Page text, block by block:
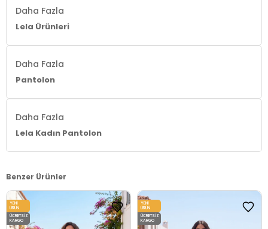
Daha Fazla
Lela Ürünleri
Daha Fazla
Pantolon
Daha Fazla
Lela Kadın Pantolon
Benzer Ürünler
YENI
ÜRÜN
ÜCRETSIZ
KARGO
YENI
ÜRÜN
ÜCRETSIZ
KARGO